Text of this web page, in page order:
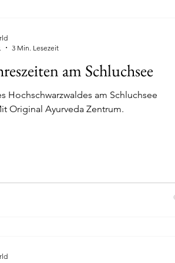
am Schluchsee
Hochschwarzwaldes am Schluchsee
Original Ayurveda Zentrum.
3 Min. Lesezeit